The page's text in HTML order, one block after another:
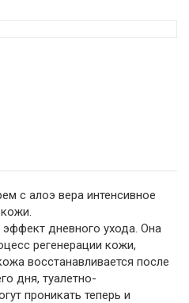
с алоэ вера интенсивное
дневного ухода. Она
регенерации кожи,
восстанавливается после
дня, туалетно-
проникать теперь и